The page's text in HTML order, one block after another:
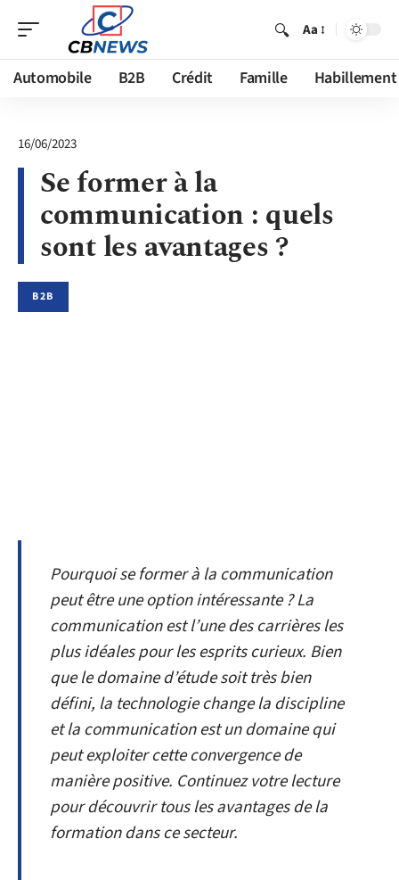
Aa
Automobile B2B Crédit Famille Habillement
16/06/2023
Se former à la
communication : quels
sont les avantages ?
B2B
Pourquoi se former à la communication
peut être une option intéressante ? La
communication est l’une des carrières les
plus idéales pour les esprits curieux. Bien
que le domaine d’étude soit très bien
défini, la technologie change la discipline
et la communication est un domaine qui
peut exploiter cette convergence de
manière positive. Continuez votre lecture
pour découvrir tous les avantages de la
formation dans ce secteur.